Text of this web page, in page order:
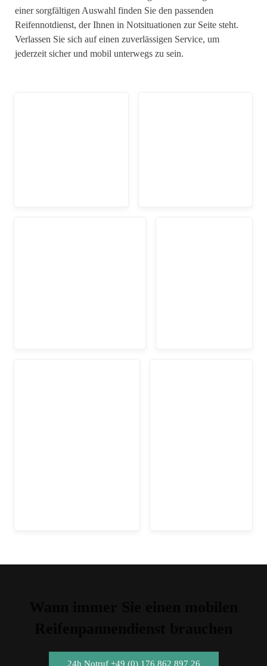
einer sorgfältigen Auswahl finden Sie den passenden
Reifennotdienst, der Ihnen in Notsituationen zur Seite steht.
Verlassen Sie sich auf einen zuverlässigen Service, um
jederzeit sicher und mobil unterwegs zu sein.
24h Notruf +49 (0) 176 862 897 26